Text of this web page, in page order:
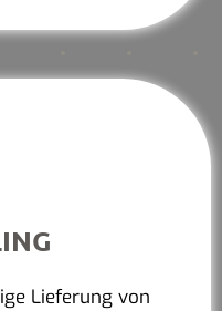
Lieferung von